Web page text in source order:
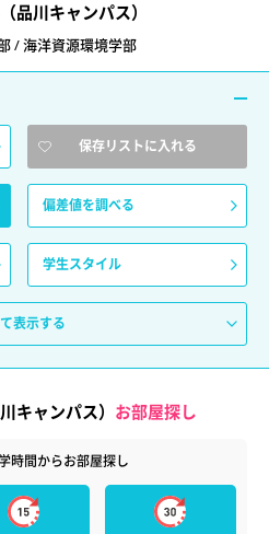
品川キャンパス）
/ 海洋資源環境学部
保存リストに入れる
偏差値を調べる
学生スタイル
表示する
キャンパス） お部屋探し
時間からお部屋探し